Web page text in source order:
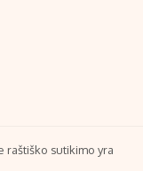
raštiško sutikimo yra